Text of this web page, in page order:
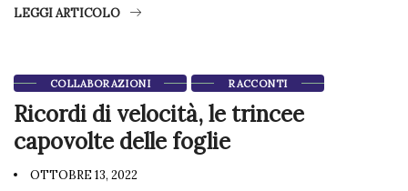
LEGGI ARTICOLO
COLLABORAZIONI RACCONTI
Ricordi di velocità, le trincee
capovolte delle foglie
OTTOBRE 13, 2022